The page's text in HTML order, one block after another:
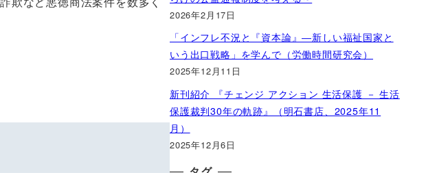
2026年2月17日
「インフレ不況と『資本論』―新しい福祉国家と
いう出口戦略」を学んで（労働時間研究会）
2025年12月11日
新刊紹介 『チェンジ アクション 生活保護 － 生活
保護裁判30年の軌跡』（明石書店、2025年11
月）
2025年12月6日